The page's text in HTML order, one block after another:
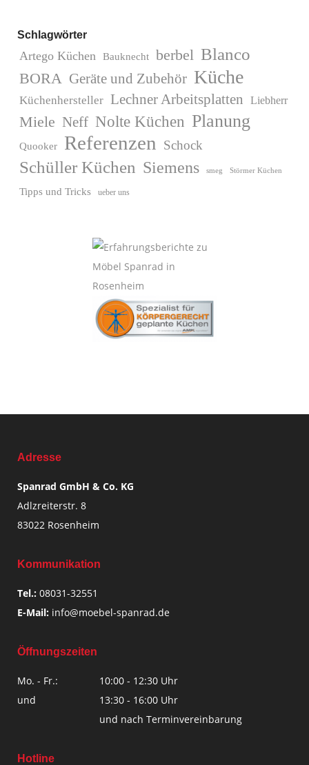
Schlagwörter
Artego Küchen Bauknecht berbel Blanco
BORA Geräte und Zubehör Küche
Küchenhersteller Lechner Arbeitsplatten Liebherr
Miele Neff Nolte Küchen Planung
Quooker Referenzen Schock
Schüller Küchen Siemens smeg Störmer Küchen
Tipps und Tricks ueber uns
Adresse
Spanrad GmbH & Co. KG
Adlzreiterstr. 8
83022 Rosenheim
Kommunikation
Tel.: 08031-32551
E-Mail: info@moebel-spanrad.de
Öffnungszeiten
Mo. - Fr.:
und
10:00 - 12:30 Uhr
13:30 - 16:00 Uhr
und nach Terminvereinbarung
Hotline